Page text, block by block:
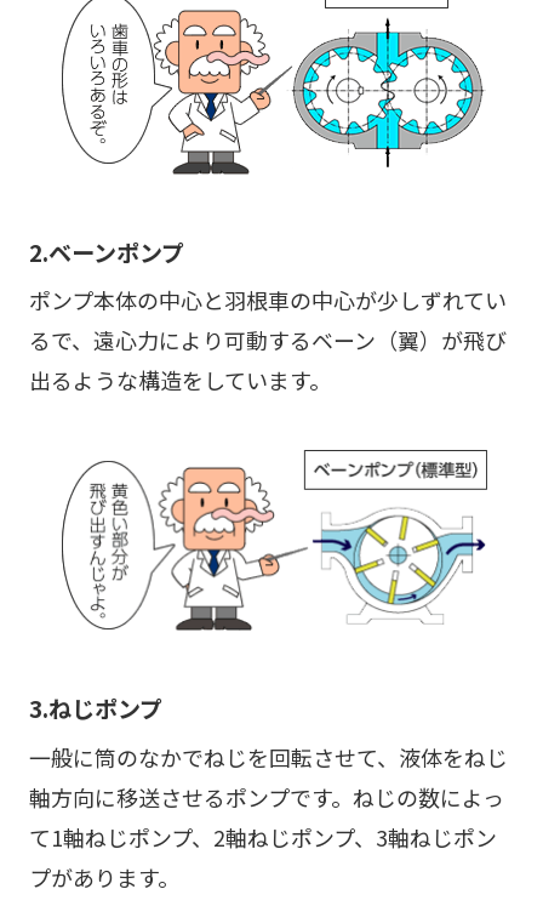
2.ベーンポンプ
ポンプ本体の中心と羽根車の中心が少しずれてい
るで、遠心力により可動するベーン（翼）が飛び
出るような構造をしています。
3.ねじポンプ
一般に筒のなかでねじを回転させて、液体をねじ
軸方向に移送させるポンプです。ねじの数によっ
て1軸ねじポンプ、2軸ねじポンプ、3軸ねじポン
プがあります。